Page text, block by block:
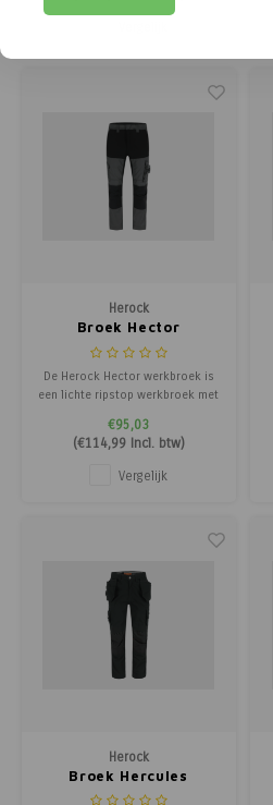
extra comfort.
Herock
Broek Hector
De Herock Hector werkbroek is
een lichte ripstop werkbroek met
Cordura® knieversteviging. Ideaal
voor maximale bewegingsvrijheid.
€95,03
(€114,99Incl. btw)
Vergelijk
Herock
Broek Hercules